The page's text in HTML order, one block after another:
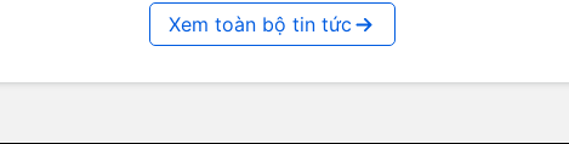
Xem toàn bộ tin tức